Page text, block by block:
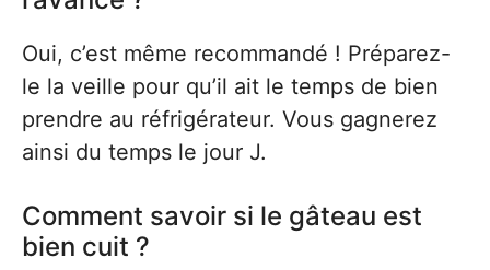
Oui, c’est même recommandé ! Préparez-
le la veille pour qu’il ait le temps de bien
prendre au réfrigérateur. Vous gagnerez
ainsi du temps le jour J.
Comment savoir si le gâteau est
bien cuit ?